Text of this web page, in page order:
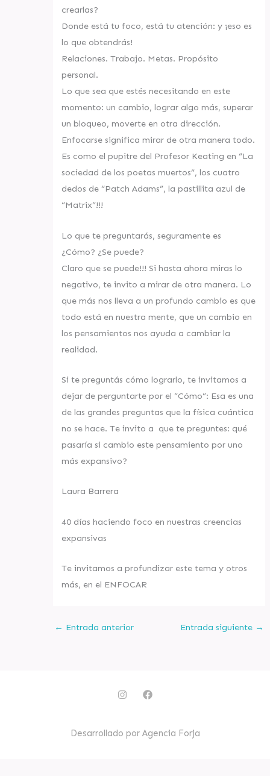
crearlas?
Donde está tu foco, está tu atención: y ¡eso es
lo que obtendrás!
Relaciones. Trabajo. Metas. Propósito
personal.
Lo que sea que estés necesitando en este
momento: un cambio, lograr algo más, superar
un bloqueo, moverte en otra dirección.
Enfocarse significa mirar de otra manera todo.
Es como el pupitre del Profesor Keating en “La
sociedad de los poetas muertos”, los cuatro
dedos de “Patch Adams”, la pastillita azul de
“Matrix”!!!
Lo que te preguntarás, seguramente es
¿Cómo? ¿Se puede?
Claro que se puede!!! Si hasta ahora miras lo
negativo, te invito a mirar de otra manera. Lo
que más nos lleva a un profundo cambio es que
todo está en nuestra mente, que un cambio en
los pensamientos nos ayuda a cambiar la
realidad.
Si te preguntás cómo lograrlo, te invitamos a
dejar de perguntarte por el “Cómo”: Esa es una
de las grandes preguntas que la física cuántica
no se hace. Te invito a que te preguntes: qué
pasaría si cambio este pensamiento por uno
más expansivo?
Laura Barrera
40 días haciendo foco en nuestras creencias
expansivas
Te invitamos a profundizar este tema y otros
más, en el ENFOCAR
← Entrada anterior Entrada siguiente →
I
n
a
g
F
a
b
o
Desarrollado por Agencia Forja